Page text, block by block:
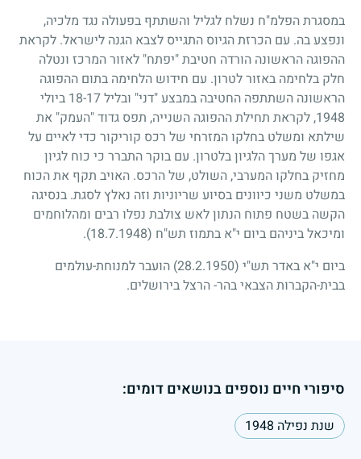
במסגרת הפלמ"ח נשלח לגליל והשתתף בפעולה נגד מלכיה,
ונפצע בה. עם הכרזת הגיוס התגייס לצבא הגנה לישראל. לקראת
ההפוגה הראשונה הורדה חטיבת "יפתח" לאזור המרכז ונטלה
חלק בלחימה באזור לטרון. עם חידוש הלחימה בתום ההפוגה
הראשונה השתתפה החטיבה במבצע "דני" ובליל17
-
18 ביולי
1948, לקראת תחילת ההפוגה השנייה, תפס גדוד "העמק" את
שילתא ומשלט בחלקו המזרחי של רכס קוריקור כדי לאיים על
אגפו של מערך הלגיון בלטרון. עם בוקר התברר כי כוח לגיון
מחזיק בחלקו המערבי, השולט, של הרכס. האויב תקף את הכוח
במשלט משני כיוונים בסיוע שריוניות וזה נאלץ לסגת. בנסיגה
הקשה בשטח פתוח הנתון לאש צולבת נפלו רבים ומהלוחמים
ומיכאל ביניהם ביום י"א בתמוז תש"ח (18.7.1948)
.
ביום י"א באדר תש"י (28.2.1950)
הועבר למנוחת-עולמים
בבית-הקברות הצבאי בהר- הרצל בירושלים.
סיפורי חיים נוספים בנושאים דומים:
שנת נפילה 1948